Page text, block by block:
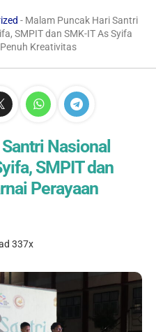
- Malam Puncak Hari Santri
SMPIT dan SMK-IT As Syifa
Kreativitas
Nasional
SMPIT dan
Perayaan
337x